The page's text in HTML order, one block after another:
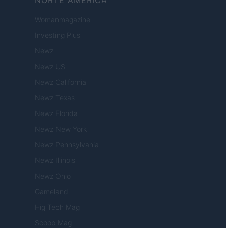
Womanmagazine
Investing Plus
Newz
Newz US
Newz California
Newz Texas
Newz Florida
Newz New York
Newz Pennsylvania
Newz Illinois
Newz Ohio
Gameland
Hig Tech Mag
Scoop Mag